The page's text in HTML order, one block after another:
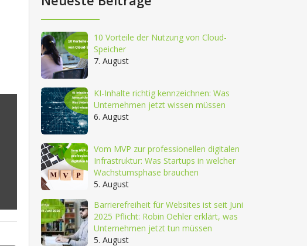
10 Vorteile der Nutzung von Cloud-
Speicher
7. August
KI-Inhalte richtig kennzeichnen: Was
Unternehmen jetzt wissen müssen
6. August
Vom MVP zur professionellen digitalen
Infrastruktur: Was Startups in welcher
Wachstumsphase brauchen
5. August
Barrierefreiheit für Websites ist seit Juni
2025 Pflicht: Robin Oehler erklärt, was
Unternehmen jetzt tun müssen
5. August